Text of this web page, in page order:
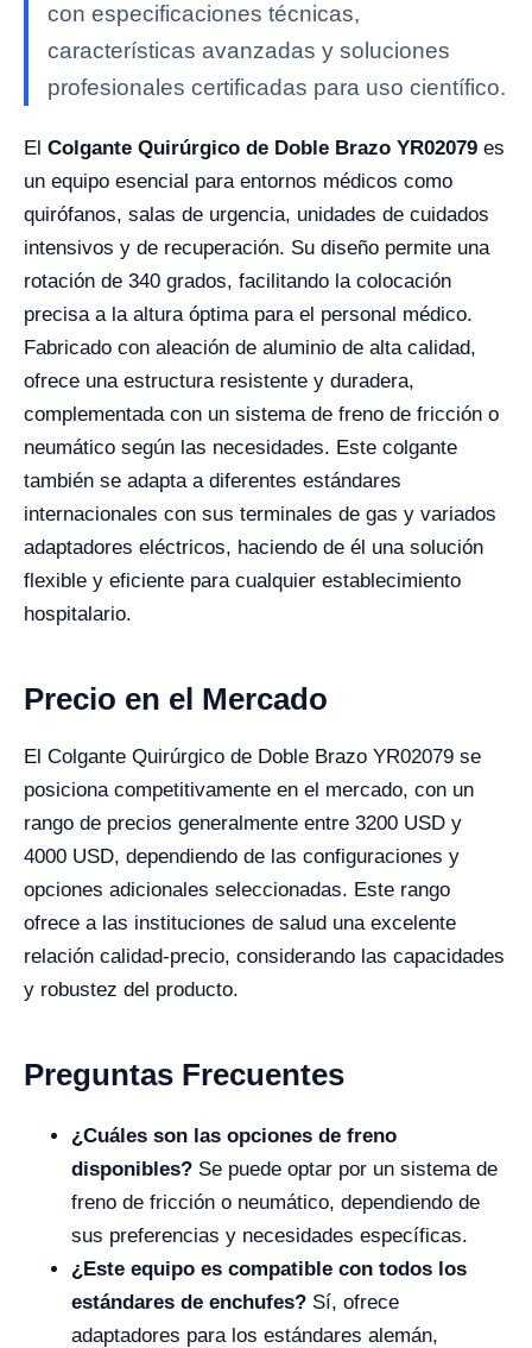
con especificaciones técnicas,
características avanzadas y soluciones
profesionales certificadas para uso científico.
El Colgante Quirúrgico de Doble Brazo YR02079 es
un equipo esencial para entornos médicos como
quirófanos, salas de urgencia, unidades de cuidados
intensivos y de recuperación. Su diseño permite una
rotación de 340 grados, facilitando la colocación
precisa a la altura óptima para el personal médico.
Fabricado con aleación de aluminio de alta calidad,
ofrece una estructura resistente y duradera,
complementada con un sistema de freno de fricción o
neumático según las necesidades. Este colgante
también se adapta a diferentes estándares
internacionales con sus terminales de gas y variados
adaptadores eléctricos, haciendo de él una solución
flexible y eficiente para cualquier establecimiento
hospitalario.
Precio en el Mercado
El Colgante Quirúrgico de Doble Brazo YR02079 se
posiciona competitivamente en el mercado, con un
rango de precios generalmente entre 3200 USD y
4000 USD, dependiendo de las configuraciones y
opciones adicionales seleccionadas. Este rango
ofrece a las instituciones de salud una excelente
relación calidad-precio, considerando las capacidades
y robustez del producto.
Preguntas Frecuentes
¿Cuáles son las opciones de freno
disponibles? Se puede optar por un sistema de
freno de fricción o neumático, dependiendo de
sus preferencias y necesidades específicas.
¿Este equipo es compatible con todos los
estándares de enchufes? Sí, ofrece
adaptadores para los estándares alemán,